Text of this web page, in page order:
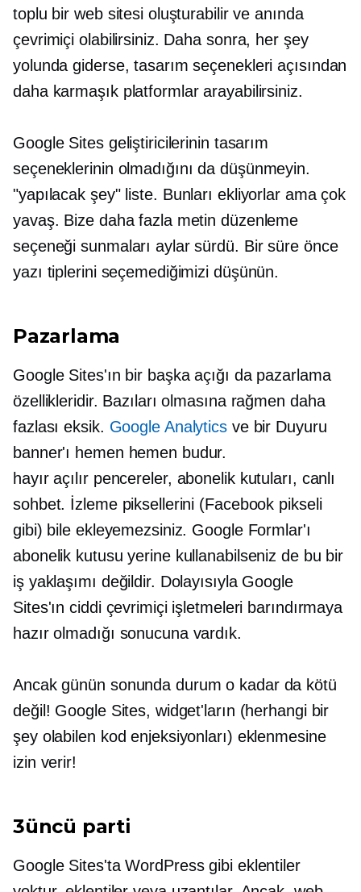
toplu bir web sitesi oluşturabilir ve anında
çevrimiçi olabilirsiniz. Daha sonra, her şey
yolunda giderse, tasarım seçenekleri açısından
daha karmaşık platformlar arayabilirsiniz.
Google Sites geliştiricilerinin tasarım
seçeneklerinin olmadığını da düşünmeyin.
"yapılacak şey"liste. Bunları ekliyorlar ama çok
yavaş. Bize daha fazla metin düzenleme
seçeneği sunmaları aylar sürdü. Bir süre önce
yazı tiplerini seçemediğimizi düşünün.
Pazarlama
Google Sites'ın bir başka açığı da pazarlama
özellikleridir. Bazıları olmasına rağmen daha
fazlası eksik. Google Analyticsve bir Duyuru
banner'ı hemen hemen budur.
hayıraçılır pencereler, abonelik kutuları, canlı
sohbet. İzleme piksellerini (Facebook pikseli
gibi) bile ekleyemezsiniz. Google Formlar'ı
abonelik kutusu yerine kullanabilseniz de bu bir
iş yaklaşımı değildir. Dolayısıyla Google
Sites'ın ciddi çevrimiçi işletmeleri barındırmaya
hazır olmadığı sonucuna vardık.
Ancak günün sonunda durum o kadar da kötü
değil! Google Sites, widget'ların (herhangi bir
şey olabilen kod enjeksiyonları) eklenmesine
izin verir!
3üncü parti
Google Sites'ta WordPress gibi eklentiler